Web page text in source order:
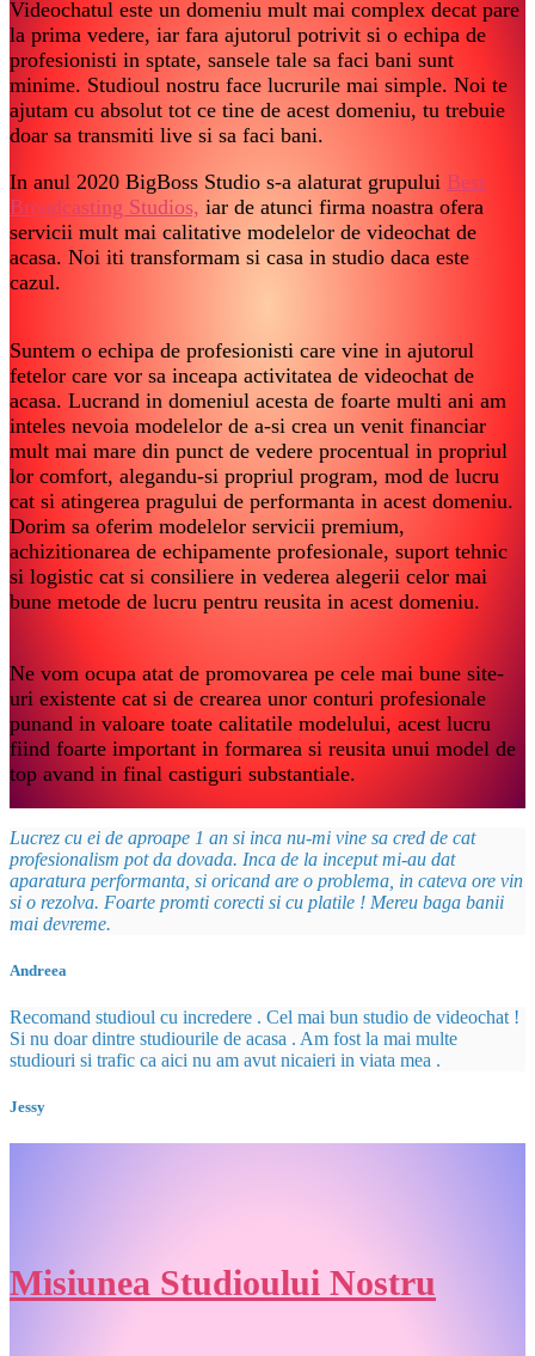
Videochatul este un domeniu mult mai complex decat pare
la prima vedere, iar fara ajutorul potrivit si o echipa de
profesionisti in sptate, sansele tale sa faci bani sunt
minime. Studioul nostru face lucrurile mai simple. Noi te
ajutam cu absolut tot ce tine de acest domeniu, tu trebuie
doar sa transmiti live si sa faci bani.
In anul 2020 BigBoss Studio s-a alaturat grupului Best
Broadcasting Studios, iar de atunci firma noastra ofera
servicii mult mai calitative modelelor de videochat de
acasa. Noi iti transformam si casa in studio daca este
cazul.
Suntem o echipa de profesionisti care vine in ajutorul
fetelor care vor sa inceapa activitatea de videochat de
acasa. Lucrand in domeniul acesta de foarte multi ani am
inteles nevoia modelelor de a-si crea un venit financiar
mult mai mare din punct de vedere procentual in propriul
lor comfort, alegandu-si propriul program, mod de lucru
cat si atingerea pragului de performanta in acest domeniu.
Dorim sa oferim modelelor servicii premium,
achizitionarea de echipamente profesionale, suport tehnic
si logistic cat si consiliere in vederea alegerii celor mai
bune metode de lucru pentru reusita in acest domeniu.
Ne vom ocupa atat de promovarea pe cele mai bune site-
uri existente cat si de crearea unor conturi profesionale
punand in valoare toate calitatile modelului, acest lucru
fiind foarte important in formarea si reusita unui model de
top avand in final castiguri substantiale.
Lucrez cu ei de aproape 1 an si inca nu-mi vine sa cred de cat
profesionalism pot da dovada. Inca de la inceput mi-au dat
aparatura performanta, si oricand are o problema, in cateva ore vin
si o rezolva. Foarte promti corecti si cu platile ! Mereu baga banii
mai devreme.
Andreea
Recomand studioul cu incredere . Cel mai bun studio de videochat !
Si nu doar dintre studiourile de acasa . Am fost la mai multe
studiouri si trafic ca aici nu am avut nicaieri in viata mea .
Jessy
Misiunea Studioului Nostru